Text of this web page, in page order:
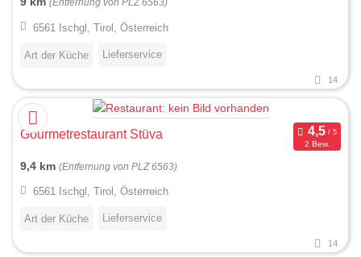
(Entfernung von PLZ 6563)
6561 Ischgl, Tirol, Österreich
Art der Küche Lieferservice
14
Gourmetrestaurant Stüva
2 Bew.
9,4 km (Entfernung von PLZ 6563)
6561 Ischgl, Tirol, Österreich
Art der Küche Lieferservice
14